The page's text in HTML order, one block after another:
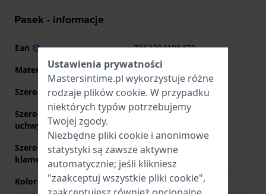
Pasek - informacje
Ean
7613284195473
Materiał Paska
Skóra
Szerokość uchwytu
22 mm
Szerokość między
uchwytami
22 mm
Szerokość paska przy
klamerce
22 mm
Kolor paska brązowy
Ustawienia prywatności
Mastersintime.pl wykorzystuje różne
rodzaje plików cookie. W przypadku
niektórych typów potrzebujemy
Twojej zgody.
Niezbędne pliki cookie i anonimowe
statystyki są zawsze aktywne
automatycznie; jeśli klikniesz
"zaakceptuj wszystkie pliki cookie",